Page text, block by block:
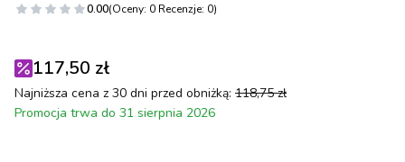
0.00(Oceny: 0 Recenzje: 0)
117,50 zł
Najniższa cena z 30 dni przed obniżką: 118,75 zł
Promocja trwa do 31 sierpnia 2026